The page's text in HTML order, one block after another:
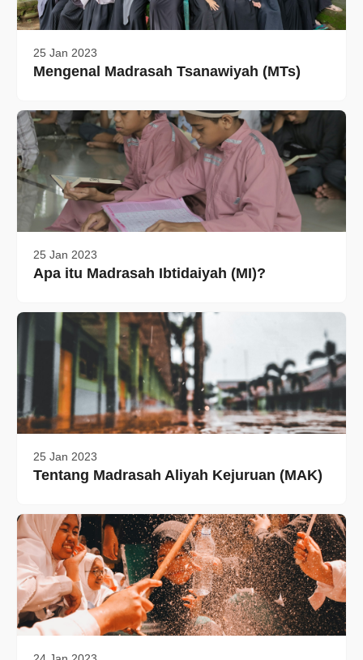
25 Jan 2023
Mengenal Madrasah Tsanawiyah (MTs)
25 Jan 2023
Apa itu Madrasah Ibtidaiyah (MI)?
25 Jan 2023
Tentang Madrasah Aliyah Kejuruan (MAK)